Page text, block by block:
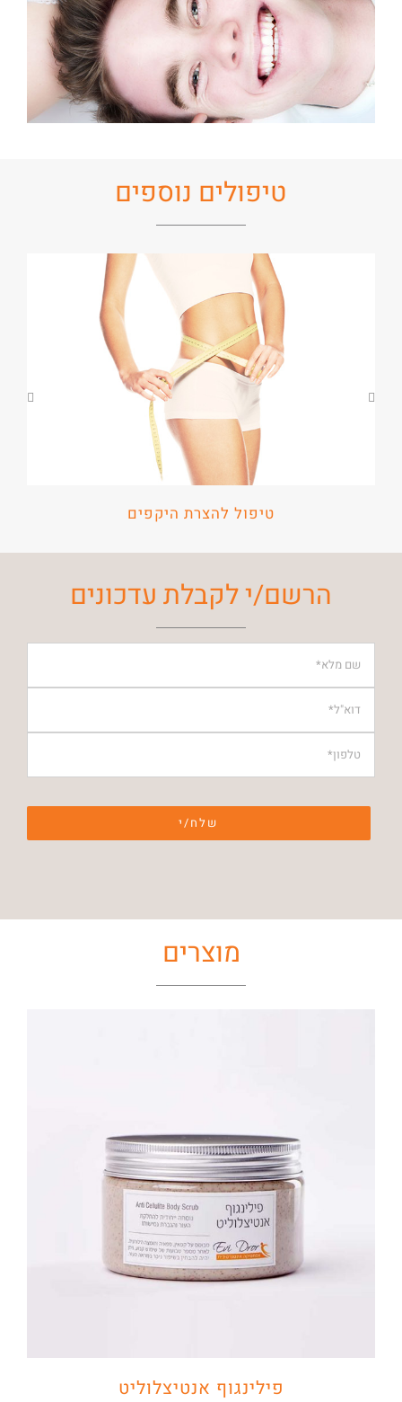
טיפולים נוספים
טיפול להצרת היקפים
הרשם/י לקבלת עדכונים
מוצרים
פילינגוף אנטיצלוליט